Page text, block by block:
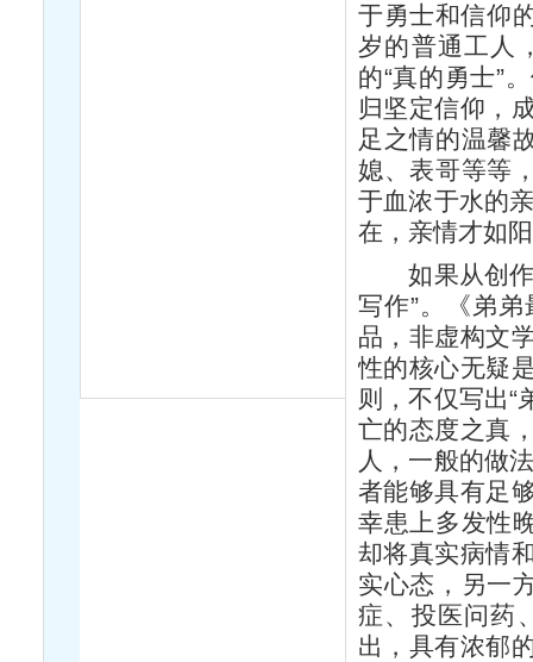
于勇士和信仰
岁的普通工人
的“真的勇士”
归坚定信仰，
足之情的温馨
媳、表哥等等
于血浓于水的
在，亲情才如
如果从创作
写作”。《弟
品，非虚构文
性的核心无疑
则，不仅写出“
亡的态度之真
人，一般的做
者能够具有足
幸患上多发性
却将真实病情
实心态，另一
症、投医问药
出，具有浓郁